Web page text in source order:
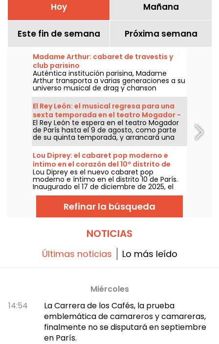
Hoy Mañana
Este fin de semana Próxima semana
Madame Arthur: cabaret de travestis y
club parisino
Auténtica institución parisina, Madame
Arthur transporta a varias generaciones a su
universo musical de drag y chanson
francesa.
El Rey León: el musical regresa para una
sexta temporada en el teatro Mogador -
nuestra crítica
El Rey León te espera en el teatro Mogador
de París hasta el 9 de agosto, como parte
de su quinta temporada, y arrancará una
sexta temporada a partir de septiembre de
2026, más de diez años después de su
última función en esa sala parisina. ¡Lo
hemos visto y te lo contamos todo!
Lou Diprey: el cabaret pop moderno e
íntimo en el corazón del 10º distrito de
París
Lou Diprey es el nuevo cabaret pop
moderno e íntimo en el distrito 10 de París.
Inaugurado el 17 de diciembre de 2025, el
local ofrece cenas bistronómicas,
espectáculos coreografiados y afters
festivos, todo en un ambiente íntimo y de
iluminación suave, pensado para una
¿Listos para vivir algo diferente y fuera de lo
Refinar la búsqueda
NOTICIAS
Últimas noticias Lo más leído
Miércoles
14:54
La Carrera de los Cafés, la prueba
emblemática de camareros y camareras,
finalmente no se disputará en septiembre
en París.